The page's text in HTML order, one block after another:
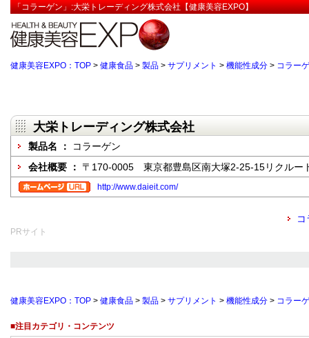
「コラーゲン」:大栄トレーディング株式会社【健康美容EXPO】
健康美容EXPO：TOP > 健康食品 > 製品 > サプリメント > 機能性成分 > コラー
大栄トレーディング株式会社
製品名 ：
コラーゲン
会社概要 ： 〒170-0005 東京都豊島区南大塚2-25-15リクルー
http://www.daieit.com/
PRサイト
健康美容EXPO：TOP > 健康食品 > 製品 > サプリメント > 機能性成分 > コラー
■注目カテゴリ・コンテンツ